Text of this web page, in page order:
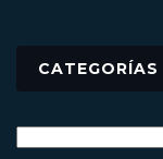
CATEGORÍAS